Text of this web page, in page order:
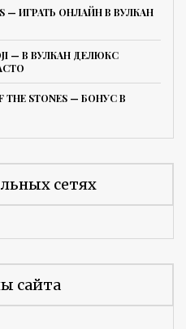
— ИГРАТЬ ОНЛАЙН В ВУЛКАН
— В ВУЛКАН ДЕЛЮКС
STONES — БОНУС В
сетях
сайта